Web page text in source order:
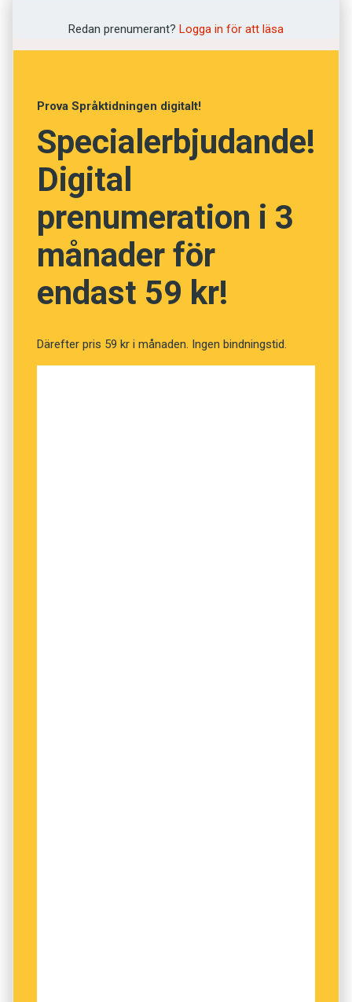
med svenskt namnskick. Dessutom finns det en
dock att inte pröva fallet.
Redan prenumerant? Logga in för att läsa
Prova Språktidningen digitalt!
Specialerbjudande!
Digital
prenumeration i 3
månader för
endast 59 kr!
Därefter pris 59 kr i månaden. Ingen bindningstid.